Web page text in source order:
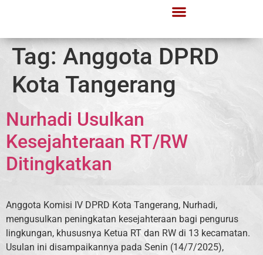
Tag: Anggota DPRD
Kota Tangerang
Nurhadi Usulkan
Kesejahteraan RT/RW
Ditingkatkan
Anggota Komisi IV DPRD Kota Tangerang, Nurhadi,
mengusulkan peningkatan kesejahteraan bagi pengurus
lingkungan, khususnya Ketua RT dan RW di 13 kecamatan.
Usulan ini disampaikannya pada Senin (14/7/2025),